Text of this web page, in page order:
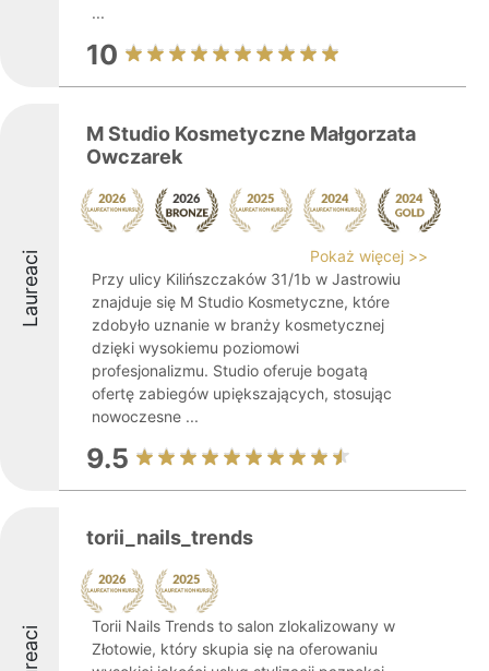
...
10
Laureaci
M Studio Kosmetyczne Małgorzata
Owczarek
Pokaż więcej >>
Przy ulicy Kilińszczaków 31/1b w Jastrowiu
znajduje się M Studio Kosmetyczne, które
zdobyło uznanie w branży kosmetycznej
dzięki wysokiemu poziomowi
profesjonalizmu. Studio oferuje bogatą
ofertę zabiegów upiększających, stosując
nowoczesne ...
9.5
torii_nails_trends
Torii Nails Trends to salon zlokalizowany w
Złotowie, który skupia się na oferowaniu